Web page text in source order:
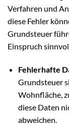
Verfahren und
diese Fehler
Grundsteuer
Einspruch
Fehlerhafte
Grundsteuer
Wohnfläche,
diese Daten
abweichen.